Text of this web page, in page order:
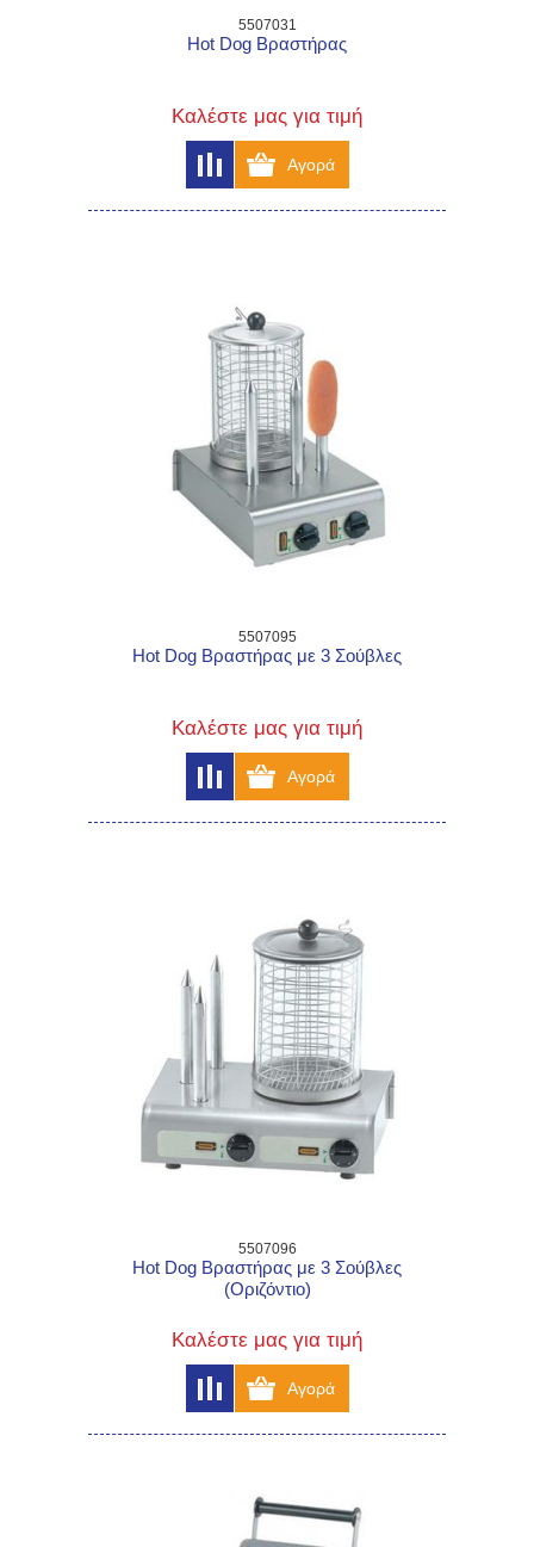
5507031
Hot Dog Βραστήρας
Καλέστε μας για τιμή
5507095
Hot Dog Βραστήρας με 3 Σούβλες
Καλέστε μας για τιμή
5507096
Hot Dog Βραστήρας με 3 Σούβλες
(Οριζόντιο)
Καλέστε μας για τιμή